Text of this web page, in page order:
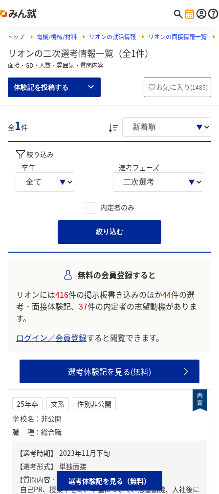
トップ 電機/機械/材料 リオンの就活情報 リオンの面接情報一覧
リオンの二次選考情報一覧（全1件）
面接・GD・人数・雰囲気・質問内容
体験記を投稿する お気に入り (1485)
全1件
絞り込み
卒年
選考フェーズ
内定者のみ
絞り込む
無料の会員登録すると
リオンには416件の掲示板書き込みのほか44件の選
考・面接体験記、 37件の内定者の志望動機がありま
す。
ログイン／会員登録すると閲覧できます。
選考体験記を見る(無料)
25年卒 文系
性別非公開
学校名 ： 非公開
職種 ： 総合職
【質問内容・課題】
自己PR、授業やゼミ、卒論について、志望動機、入社後に
選考体験記を見る（無料）